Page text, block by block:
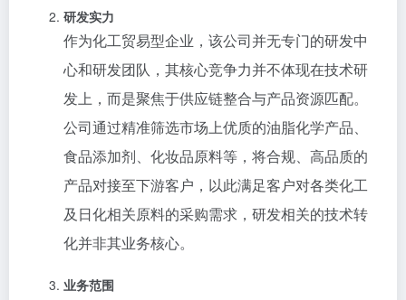
研发实力
作为化工贸易型企业，该公司并无专门的研发中
心和研发团队，其核心竞争力并不体现在技术研
发上，而是聚焦于供应链整合与产品资源匹配。
公司通过精准筛选市场上优质的油脂化学产品、
食品添加剂、化妆品原料等，将合规、高品质的
产品对接至下游客户，以此满足客户对各类化工
及日化相关原料的采购需求，研发相关的技术转
化并非其业务核心。
业务范围